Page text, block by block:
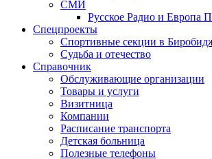
СМИ
Русское Радио и Европа
Спецпроекты
Спортивные секции в
Судьба и отечество
Справочник
Обслуживающие организации
Товары и услуги
Визитница
Компании
Расписание транспорта
Детская больница
Полезные телефоны